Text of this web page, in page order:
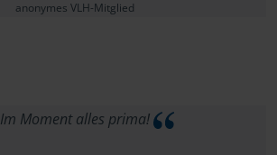
anonymes VLH-Mitglied
Im Moment alles prima!